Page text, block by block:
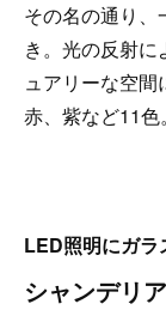
その名の通り、
き。光の反射
ュアリーな空
赤、紫など11色。
LED照明にガラ
シャンデリ